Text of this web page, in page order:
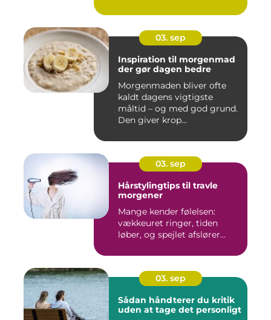
03. sep
Inspiration til morgenmad
der gør dagen bedre
Morgenmaden bliver ofte
kaldt dagens vigtigste
måltid – og med god grund.
Den giver krop...
03. sep
Hårstylingtips til travle
morgener
Mange kender følelsen:
vækkeuret ringer, tiden
løber, og spejlet afslører...
03. sep
Sådan håndterer du kritik
uden at tage det personligt